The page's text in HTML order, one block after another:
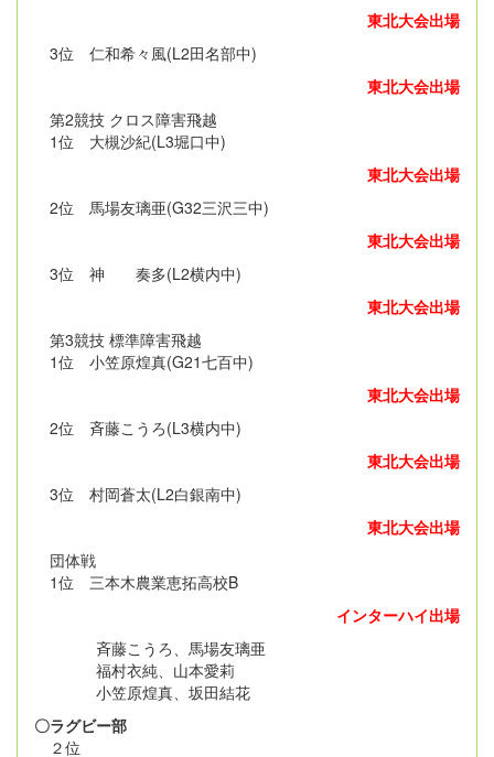
東北大会出場
3位 仁和希々風(L2田名部中)
東北大会出場
第2競技 クロス障害飛越
1位 大槻沙紀(L3堀口中)
東北大会出場
2位 馬場友璃亜(G32三沢三中)
東北大会出場
3位 神 奏多(L2横内中)
東北大会出場
第3競技 標準障害飛越
1位 小笠原煌真(G21七百中)
東北大会出場
2位 斉藤こうろ(L3横内中)
東北大会出場
3位 村岡蒼太(L2白銀南中)
東北大会出場
団体戦
1位 三本木農業恵拓高校B
インターハイ出場
斉藤こうろ、馬場友璃亜
福村衣純、山本愛莉
小笠原煌真、坂田結花
〇ラグビー部
２位